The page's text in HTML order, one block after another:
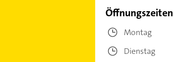
Öffnungszeiten
Montag
Dienstag